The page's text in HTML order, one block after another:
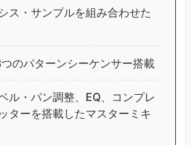
ス・サンプルを組み合わせた
のパターンシーケンサー搭載
ル・パン調整、EQ、コンプレ
ターを搭載したマスターミキ